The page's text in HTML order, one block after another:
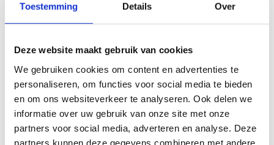
Toestemming Details Over
Deze website maakt gebruik van cookies
We gebruiken cookies om content en advertenties te
personaliseren, om functies voor social media te bieden
en om ons websiteverkeer te analyseren. Ook delen we
informatie over uw gebruik van onze site met onze
partners voor social media, adverteren en analyse. Deze
partners kunnen deze gegevens combineren met andere
Geef aan tot welk domein jouw vraag behoort
KIES EEN DOMEIN